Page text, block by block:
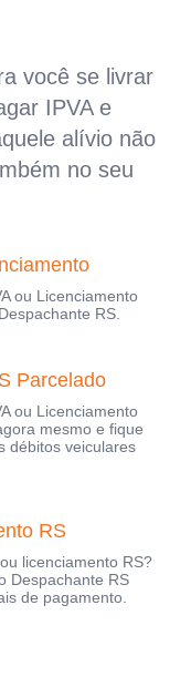
você se livrar
IPVA e
alívio não
no seu
ou Licenciamento
RS.
Parcelado
ou Licenciamento
mesmo e fique
débitos veiculares
RS
licenciamento RS?
Despachante RS
de pagamento.